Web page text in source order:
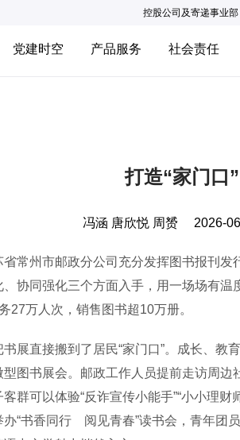
控股公司及寄递事业部
党建时空 产品服务 社会责任
打造“家门口
冯涵 唐欣悦 周赟 2026-
州市邮政分公司充分发挥图书报刊发
、协同强化三个方面入手，用一场场有
27万人次，销售图书超10万册。
直接搬到了居民“家门口”。成长、教
图书展会。邮政工作人员提前走访周
群可以体验“反诈宣传小能手”“小小理
“书香同行 阅见青春”读书会，青年团